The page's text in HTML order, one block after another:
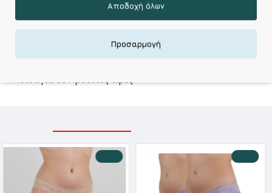
Kalimeratzis Underwear : Προϊόντα Σχεδιασμένα για
Εσάς & Υφάσματα Υψηλής Ποιότητας για
Ποιότητα σε Προσιτές τιμές
-10 % -10 %
Αποδοχή όλων
Προσαρμογή